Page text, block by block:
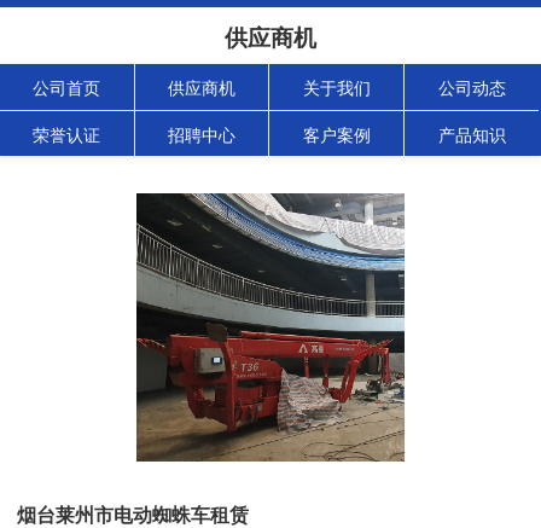
供应商机
公司首页 供应商机 关于我们 公司动态
荣誉认证 招聘中心 客户案例 产品知识
烟台莱州市电动蜘蛛车租赁